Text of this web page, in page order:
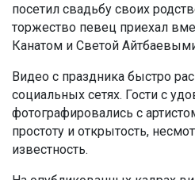
посетил свадьбу своих
торжество певец приехал
Канатом и Светой
Видео с праздника быстро
социальных сетях. Гости с
фотографировались с
простоту и открытость,
известность.